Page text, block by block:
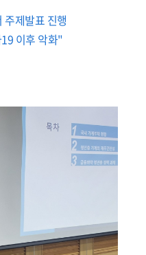
제발표 진행
이후 악화"